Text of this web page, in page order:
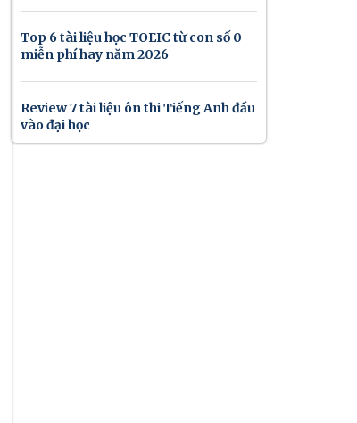
Top 6 tài liệu học TOEIC từ con số 0
miễn phí hay năm 2026
Review 7 tài liệu ôn thi Tiếng Anh đầu
vào đại học